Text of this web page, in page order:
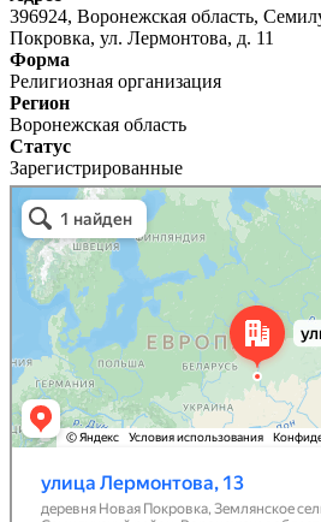
396924, Воронежская область,
Покровка, ул. Лермонтова, д. 11
Форма
Религиозная организация
Регион
Воронежская область
Статус
Зарегистрированные